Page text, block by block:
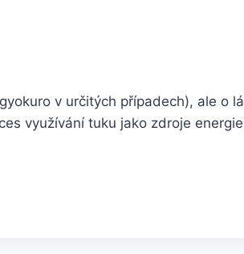
v určitých případech), ale o
využívání tuku jako zdroje